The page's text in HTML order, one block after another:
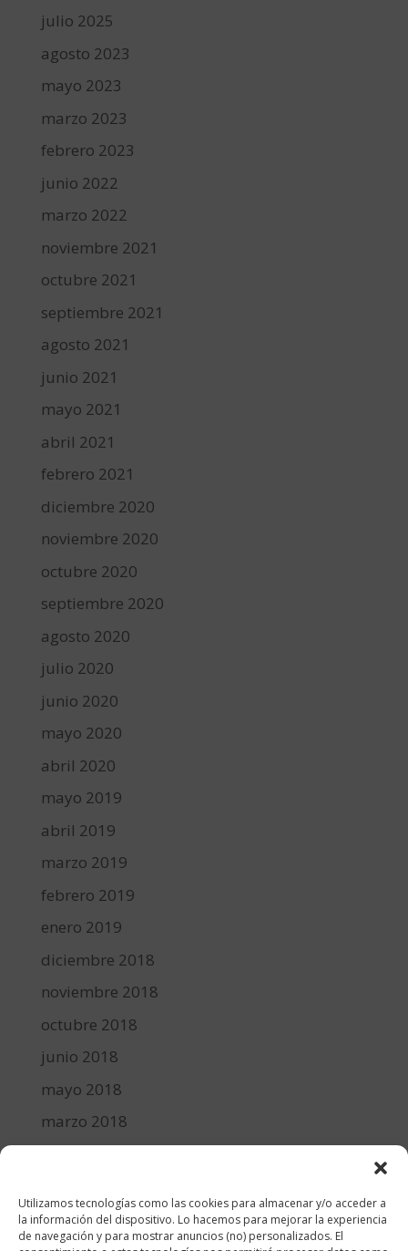
Utilizamos tecnologías como las cookies para almacenar y/o acceder a
la información del dispositivo. Lo hacemos para mejorar la experiencia
de navegación y para mostrar anuncios (no) personalizados. El
julio 2025
agosto 2023
mayo 2023
marzo 2023
febrero 2023
junio 2022
marzo 2022
noviembre 2021
octubre 2021
septiembre 2021
agosto 2021
junio 2021
mayo 2021
abril 2021
febrero 2021
diciembre 2020
noviembre 2020
octubre 2020
septiembre 2020
agosto 2020
julio 2020
junio 2020
mayo 2020
abril 2020
mayo 2019
abril 2019
marzo 2019
febrero 2019
enero 2019
diciembre 2018
noviembre 2018
octubre 2018
junio 2018
mayo 2018
marzo 2018
diciembre 2017